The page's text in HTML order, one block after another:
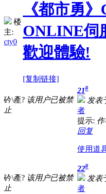
楼
主:
cty0
《都市勇
ONLINE伺
歡迎體驗!
[复制链接]
砛\產? 该用户已被禁
止
21#
发表
者
提示:
回复
使用道
砛\產? 该用户已被禁
止
22#
发表
者